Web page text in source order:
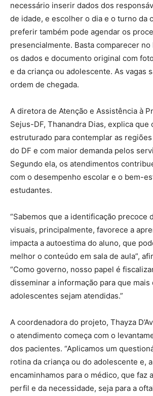
necessário inserir dados dos
de idade, e escolher o dia e o turno da
preferir também pode agendar os
presencialmente. Basta comparecer
os dados e documento original com
e da criança ou adolescente. As vagas
ordem de chegada.
A diretora de Atenção e Assistência à
Sejus-DF, Thanandra Dias, explica que
estruturado para contemplar as
do DF e com maior demanda pelos
Segundo ela, os atendimentos
com o desempenho escolar e o bem-
estudantes.
“Sabemos que a identificação precoce
visuais, principalmente, favorece a
impacta a autoestima do aluno, que
melhor o conteúdo em sala de aula”,
“Como governo, nosso papel é
disseminar a informação para que mais
adolescentes sejam atendidas.”
A coordenadora do projeto, Thayza
o atendimento começa com o
dos pacientes. “Aplicamos um
rotina da criança ou do adolescente e,
encaminhamos para o médico, que faz
perfil e da necessidade, seja para a